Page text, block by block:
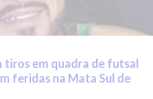
tiros em quadra de futsal
feridas na Mata Sul de